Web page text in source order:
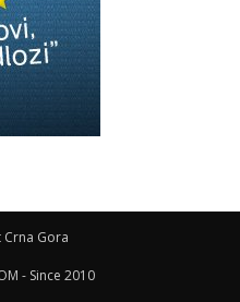
Gora
- Since 2010